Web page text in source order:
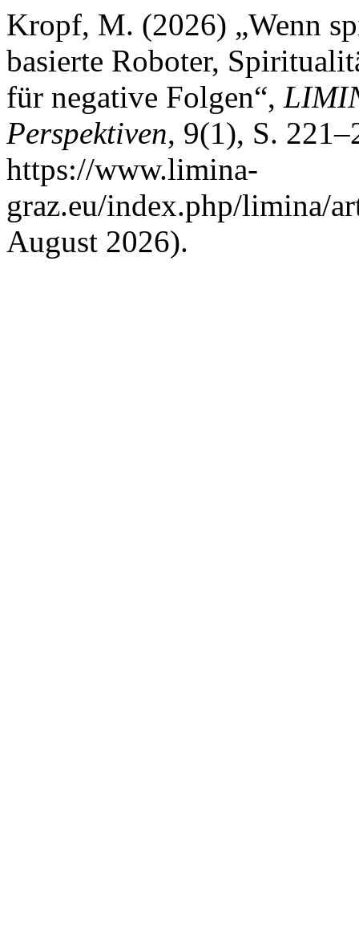
Kropf, M. (2026) „Wenn
basierte Roboter,
für negative Folgen“,
Perspektiven, 9(1), S.
https://www.limina-
graz.eu/index.php/limina/
August 2026).